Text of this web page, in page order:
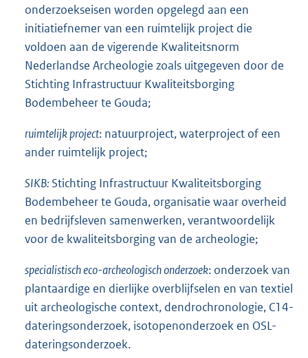
onderzoekseisen worden opgelegd aan een
initiatiefnemer van een ruimtelijk project die
voldoen aan de vigerende Kwaliteitsnorm
Nederlandse Archeologie zoals uitgegeven door de
Stichting Infrastructuur Kwaliteitsborging
Bodembeheer te Gouda;
ruimtelijk project: natuurproject, waterproject of een
ander ruimtelijk project;
SIKB: Stichting Infrastructuur Kwaliteitsborging
Bodembeheer te Gouda, organisatie waar overheid
en bedrijfsleven samenwerken, verantwoordelijk
voor de kwaliteitsborging van de archeologie;
specialistisch eco-archeologisch onderzoek: onderzoek van
plantaardige en dierlijke overblijfselen en van textiel
uit archeologische context, dendrochronologie, C14-
dateringsonderzoek, isotopenonderzoek en OSL-
dateringsonderzoek.